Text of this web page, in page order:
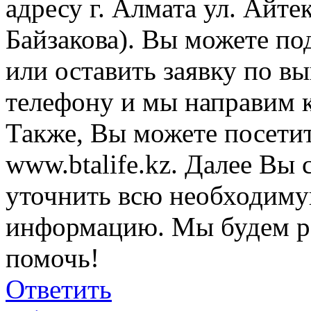
адресу г. Алмата ул.
Байзакова). Вы можете
или оставить заявку по
телефону и мы направим
Также, Вы можете
www.btalife.kz. Далее Вы
уточнить всю
информацию. Мы будем
помочь!
Ответить